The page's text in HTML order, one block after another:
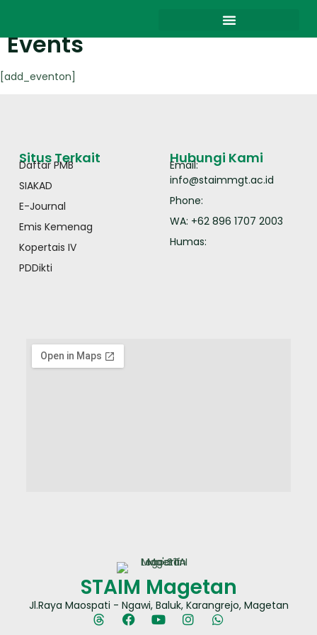
Events
[add_eventon]
STAIM Magetan
Jl.Raya Maospati - Ngawi, Baluk, Karangrejo, Magetan
Situs Terkait
Daftar PMB
SIAKAD
E-Journal
Emis Kemenag
Kopertais IV
PDDikti
Hubungi Kami
Email:
info@staimmgt.ac.id
Phone:
WA: +62 896 1707 2003
Humas: